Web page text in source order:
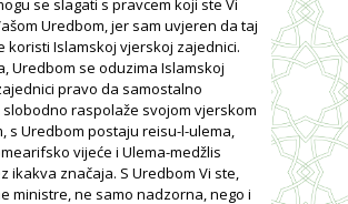
se slagati s pravcem koji ste Vi
Uredbom, jer sam uvjeren da taj
koristi Islamskoj vjerskoj zajednici.
Uredbom se oduzima Islamskoj
pravo da samostalno
raspolaže svojom vjerskom
s Uredbom postaju reisu-l-ulema,
vijeće i Ulema-medžlis
ikakva značaja. S Uredbom Vi ste,
ministre, ne samo nadzorna, nego i